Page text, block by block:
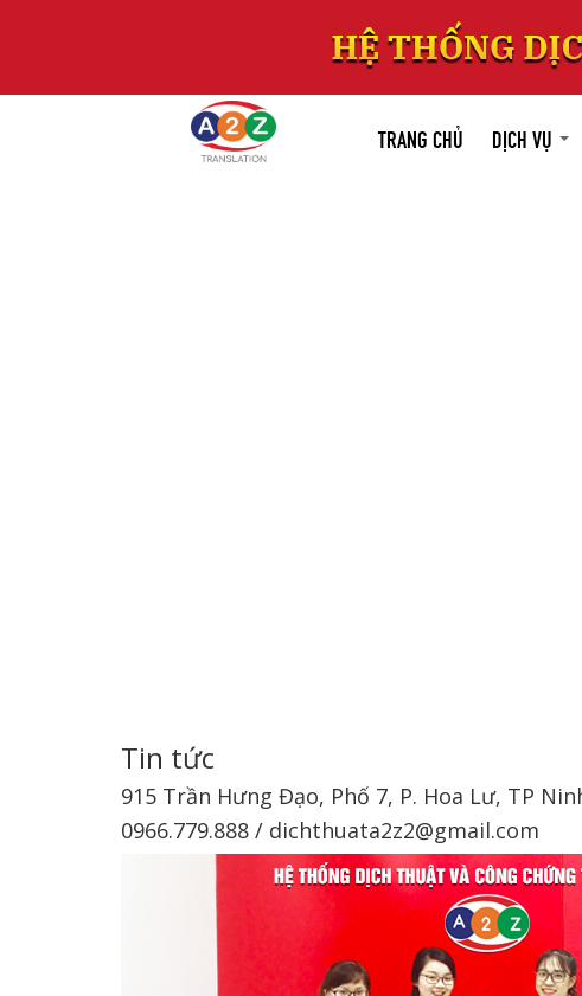
TRANG CHỦ DỊCH VỤ
Tin tức
915 Trần Hưng Đạo, Phố 7, P. Hoa Lư, TP
0966.779.888 / dichthuata2z2@gmail.com